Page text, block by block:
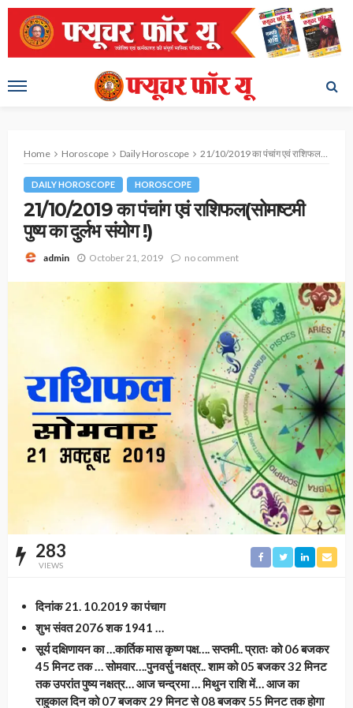
Home Horoscope Daily Horoscope 21/10/2019 का पंचांग एवं राशिफल(सोमाष्टमी पुष्य का दुर्लभ संयोग !)
DAILY HOROSCOPE HOROSCOPE
21/10/2019 का पंचांग एवं राशिफल(सोमाष्टमी
पुष्य का दुर्लभ संयोग !)
admin October 21, 2019 no comment
283
VIEWS
दिनांक 21. 10.2019 का पंचाग
शुभ संवत 2076 शक 1941 …
सूर्य दक्षिणायन का …कार्तिक मास कृष्ण पक्ष…. सप्तमी.. प्रातः को 06 बजकर
45 मिनट तक … सोमवार….पुनवर्सु नक्षत्र.. शाम को 05 बजकर 32 मिनट
तक उपरांत पुष्य नक्षत्र… आज चन्द्रमा … मिथुन राशि में… आज का
राहुकाल दिन को 07 बजकर 29 मिनट से 08 बजकर 55 मिनट तक होगा